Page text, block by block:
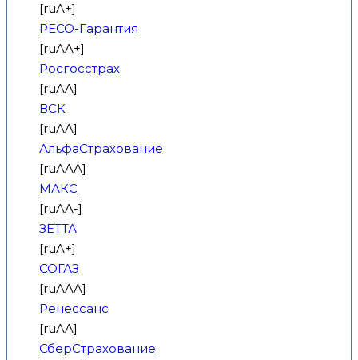
[ruA+]
РЕСО-Гарантия
[ruAA+]
Росгосстрах
[ruAA]
ВСК
[ruAA]
АльфаСтрахование
[ruAAA]
МАКС
[ruAA-]
ЗЕТТА
[ruA+]
СОГАЗ
[ruAAA]
Ренессанс
[ruAA]
СберСтрахование